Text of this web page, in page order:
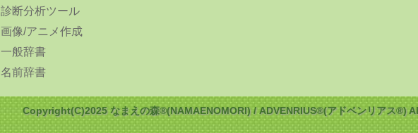
診断分析ツール
画像/アニメ作成
一般辞書
名前辞書
Copyright(C)2025 なまえの森®(NAMAENOMORI) / ADVENRIUS®(アドベンリアス®)